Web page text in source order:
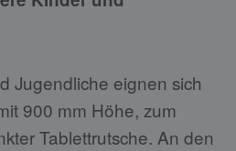
Jugendliche eignen sich
900 mm Höhe, zum
Tablettrutsche. An den